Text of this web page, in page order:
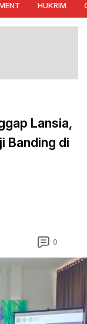
HUKRIM
Lansia,
Banding di
0